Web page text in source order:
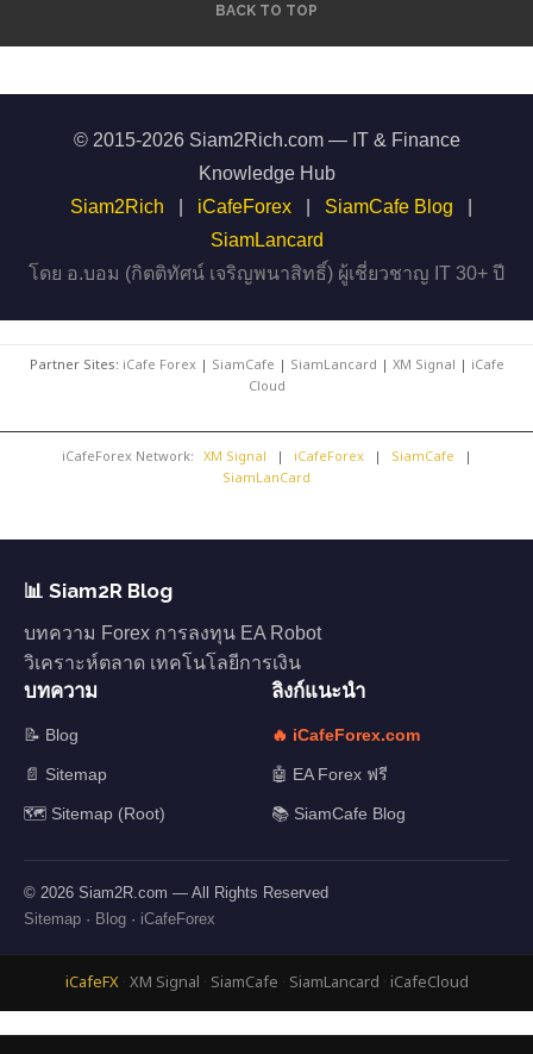
BACK TO TOP
© 2015-2026 Siam2Rich.com — IT & Finance
Knowledge Hub
Siam2Rich
iCafeForex SiamCafe Blog
SiamLancard
โดย อ.บอม (กิตติทัศน์ เจริญพนาสิทธิ์) ผู้เชี่ยวชาญ IT 30+ ปี
Partner Sites: iCafe Forex| SiamCafe | SiamLancard | XM Signal | iCafe
Cloud
iCafeForex Network: XM Signal | iCafeForex | SiamCafe
|
SiamLanCard
📊 Siam2R Blog
บทความ Forex การลงทุน EA Robot
วิเคราะห์ตลาด เทคโนโลยีการเงิน
บทความ
📝 Blog
📄 Sitemap
🗺️ Sitemap (Root)
ลิงก์แนะนำ
🔥 iCafeForex.com
🤖 EA Forex ฟรี
📚 SiamCafe Blog
© 2026 Siam2R.com — All Rights Reserved
Sitemap · Blog · iCafeForex
iCafeFX· XM Signal · SiamCafe · SiamLancard · iCafeCloud